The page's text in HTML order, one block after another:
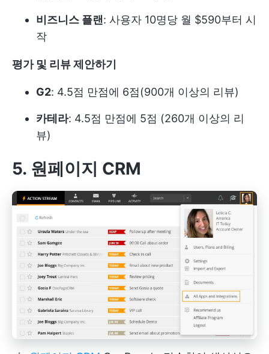
비즈니스 플랜: 사용자 10명당 월 $590부터 시
작
평가 및 리뷰 제안하기
G2: 4.5점 만점에 6점(900개 이상의 리뷰)
카테라: 4.5점 만점에 5점 (260개 이상의 리
뷰)
5. 원페이지 CRM